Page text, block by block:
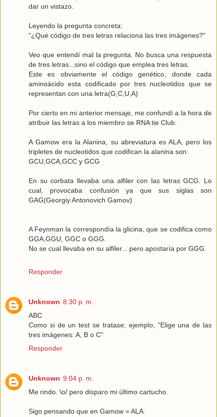
dar un vistazo.
Leyendo la pregunta concreta:
"¿Qué código de tres letras relaciona las tres imágenes?"
Veo que entendí mal la pregunta. No busca una respuesta
de tres letras...sino el código que emplea tres letras.
Este es obviamente elcódigo genético, donde cada
aminoácido esta codificado por tres nucleotidos que se
representan con una letra(G,C,U,A)
Por cierto en mi anterior mensaje, me confundí a la hora de
atribuir las letras a los miembro se RNA tie Club.
A Gamow era la Alanina, su abreviatura es ALA, pero los
tripletes de nucleotidos que codifican la alanina son:
GCU,GCA,GCC y GCG
En su corbata llevaba una alfiler con las letras GCG. Lo
cual, provocaba confusión ya que sus siglas son
GAG(Georgiy Antonovich Gamov)
A Feynman la correspondía la glicina, que se codifica como
GGA,GGU, GGC o GGG.
No se cual llevaba en su alfiler... pero apostaría por GGG.
Responder
Unknown 8:30 p. m.
ABC
Como si de un test se tratase; ejemplo, "Elige una de las
tres imágenes: A, B o C"
Responder
Unknown 9:04 p. m.
Me rindo. \o/ pero disparo mi último cartucho.
Sigo pensando que en Gamow = ALA.